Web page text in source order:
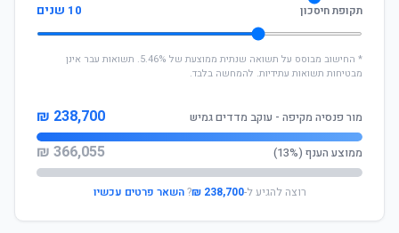
תקופת חיסכון 10 שנים
* החישוב מבוסס על תשואה שנתית ממוצעת של 5.46%. תשואות עבר אינן
מבטיחות תשואות עתידיות. להמחשה בלבד.
מור פנסיה מקיפה - עוקב מדדים גמיש 238,700 ₪
ממוצע הענף (13%) 366,055 ₪
רוצה להגיע ל-238,700 ₪
?השאר פרטים עכשיו